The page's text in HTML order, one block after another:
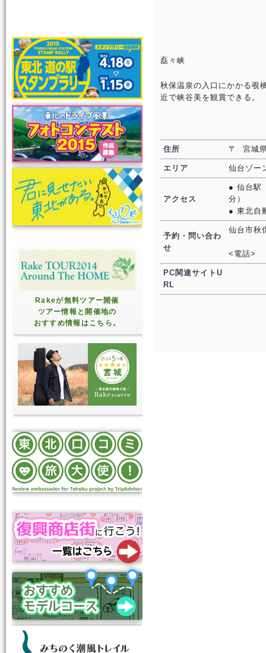
Rakeが無料ツアー開催
ツアー情報と開催地の
おすすめ情報はこちら。
磊々峡
秋保温泉の入口にかかる覗
近で峡谷美を観賞できる。
住所 〒 宮城
エリア 仙台ゾー
アクセス
● 仙台駅
分）
● 東北自
予約・問い合わ
せ
仙台市秋
<電話>
PC関連サイトU
RL